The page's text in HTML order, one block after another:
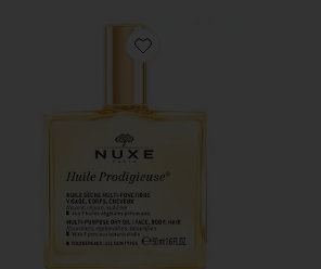
Favorite СУХОЕ МАСЛО HUILE